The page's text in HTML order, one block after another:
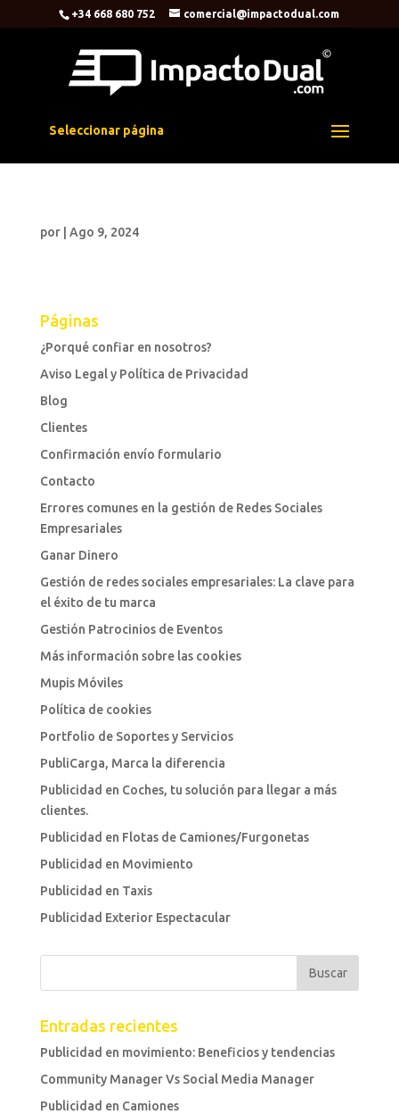
+34 668 680 752 comercial@impactodual.com
Seleccionar página
por Ago 9, 2024
Páginas
¿Porqué confiar en nosotros?
Aviso Legal y Política de Privacidad
Blog
Clientes
Confirmación envío formulario
Contacto
Errores comunes en la gestión de Redes Sociales
Empresariales
Ganar Dinero
Gestión de redes sociales empresariales: La clave para
el éxito de tu marca
Gestión Patrocinios de Eventos
Más información sobre las cookies
Mupis Móviles
Política de cookies
Portfolio de Soportes y Servicios
PubliCarga, Marca la diferencia
Publicidad en Coches, tu solución para llegar a más
clientes.
Publicidad en Flotas de Camiones/Furgonetas
Publicidad en Movimiento
Publicidad en Taxis
Publicidad Exterior Espectacular
Entradas recientes
Publicidad en movimiento: Beneficios y tendencias
Community Manager Vs Social Media Manager
Publicidad en Camiones